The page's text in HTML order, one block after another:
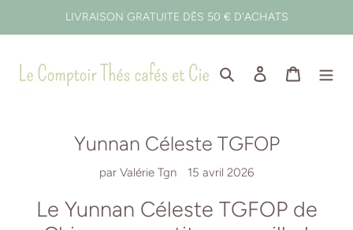
LIVRAISON GRATUITE DÈS 50 € D'ACHATS
RechercherSe connecter
Panier
Yunnan Céleste TGFOP
par Valérie Tgn 15 avril 2026
Le Yunnan Céleste TGFOP de